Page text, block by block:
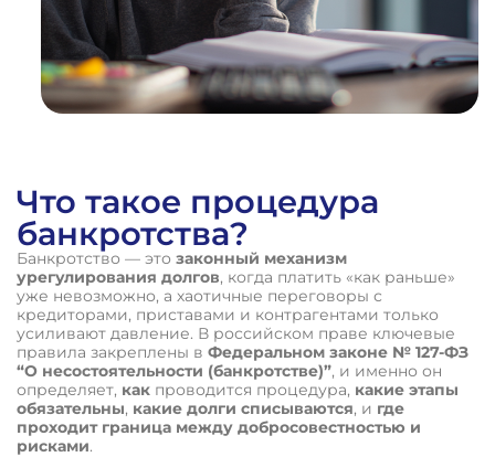
Что такое процедура
банкротства?
Банкротство — это законный механизм
урегулирования долгов, когда платить «как раньше»
уже невозможно, а хаотичные переговоры с
кредиторами, приставами и контрагентами только
усиливают давление. В российском праве ключевые
правила закреплены в Федеральном законе № 127-ФЗ
“О несостоятельности (банкротстве)”, и именно он
определяет, как проводится процедура, какие этапы
обязательны, какие долги списываются, и где
проходит граница между добросовестностью и
рисками.